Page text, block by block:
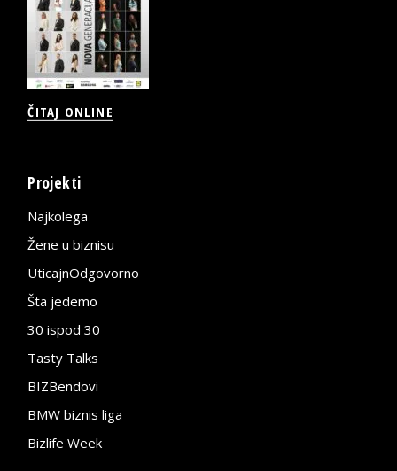
ČITAJ ONLINE
Projekti
Najkolega
Žene u biznisu
UticajnOdgovorno
Šta jedemo
30 ispod 30
Tasty Talks
BIZBendovi
BMW biznis liga
Bizlife Week